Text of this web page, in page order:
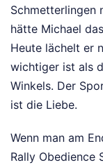
Schmetterlingen
hätte Michael
Heute lächelt er
wichtiger ist als
Winkels. Der
ist die Liebe.
Wenn man am
Rally Obedience